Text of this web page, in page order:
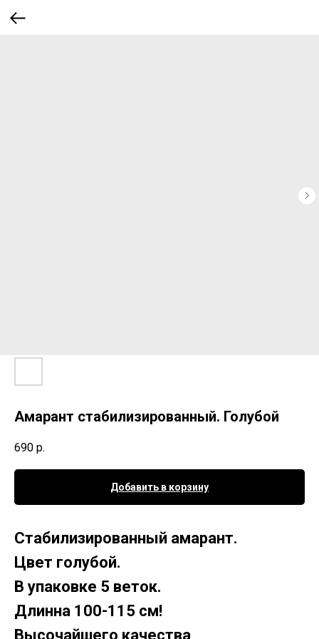
Амарант стабилизированный. Голубой
690 р.
Добавить в корзину
Стабилизированный амарант.
Цвет голубой.
В упаковке 5 веток.
Длинна 100-115 см!
Высочайшего качества